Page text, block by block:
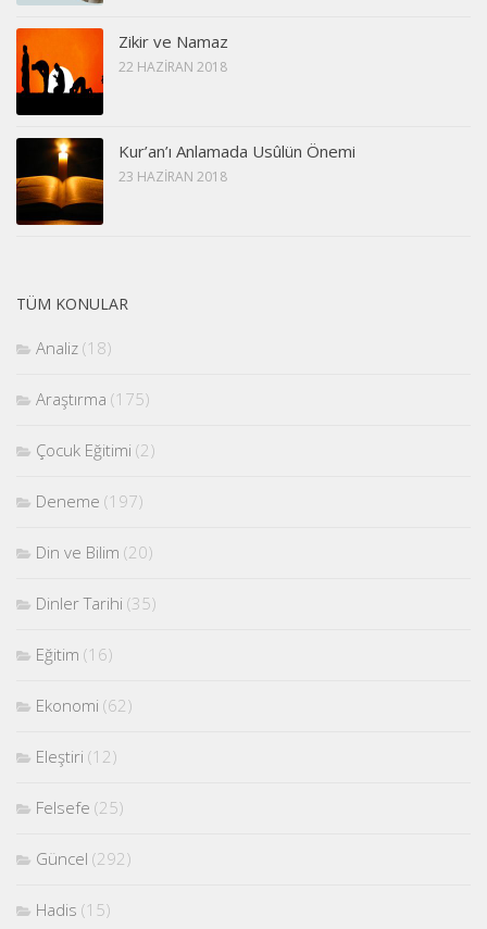
Zikir ve Namaz
22 HAZIRAN 2018
Kur’an’ı Anlamada Usûlün Önemi
23 HAZIRAN 2018
TÜM KONULAR
Analiz (18)
Araştırma (175)
Çocuk Eğitimi (2)
Deneme (197)
Din ve Bilim (20)
Dinler Tarihi (35)
Eğitim (16)
Ekonomi (62)
Eleştiri (12)
Felsefe (25)
Güncel (292)
Hadis (15)